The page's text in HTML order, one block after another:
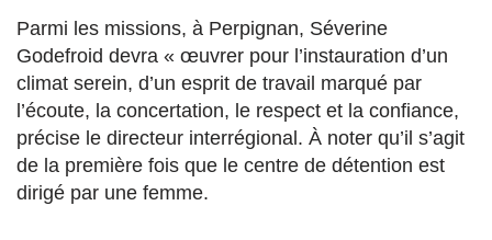
Parmi les missions, à Perpignan, Séverine
Godefroid devra « œuvrer pour l’instauration d’un
climat serein, d’un esprit de travail marqué par
l’écoute, la concertation, le respect et la confiance,
précise le directeur interrégional. À noter qu’il s’agit
de la première fois que le centre de détention est
dirigé par une femme.